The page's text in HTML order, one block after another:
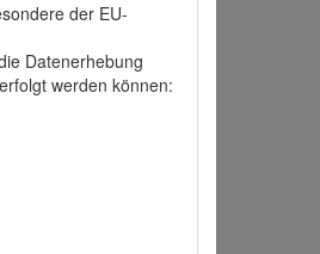
der EU-
Datenerhebung
werden können: